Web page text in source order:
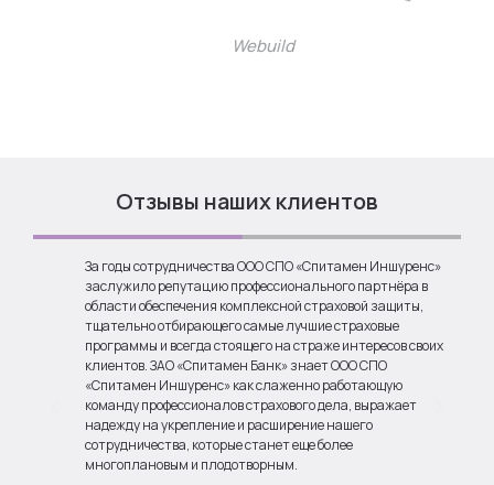
Webuild
Отзывы наших клиентов
За годы сотрудничества ООО СПО «Спитамен Иншуренс»
заслужило репутацию профессионального партнёра в
области обеспечения комплексной страховой защиты,
тщательно отбирающего самые лучшие страховые
программы и всегда стоящего на страже интересов своих
клиентов. ЗАО «Спитамен Банк» знает ООО СПО
«Спитамен Иншуренс» как слаженно работающую
команду профессионалов страхового дела, выражает
надежду на укрепление и расширение нашего
сотрудничества, которые станет еще более
многоплановым и плодотворным.